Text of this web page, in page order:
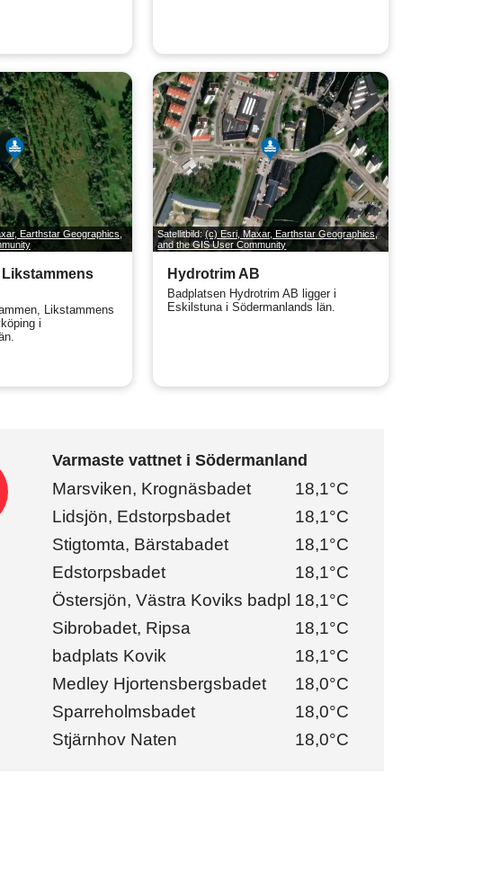
Earthstar Geographics,
Likstammens
i
Satellitbild:(c) Esri, Maxar, Earthstar Geographics,
and the GIS User Community
Hydrotrim AB
Badplatsen Hydrotrim AB ligger i
Eskilstuna i Södermanlands län.
Varmaste vattnet i Södermanland
Marsviken, Krognäsbadet
18,1°C
Lidsjön, Edstorpsbadet
18,1°C
Stigtomta, Bärstabadet
18,1°C
Edstorpsbadet
18,1°C
Östersjön, Västra Koviks badpl 18,1°C
Sibrobadet, Ripsa
18,1°C
badplats Kovik
18,1°C
Medley Hjortensbergsbadet
18,0°C
Sparreholmsbadet
18,0°C
Stjärnhov Naten
18,0°C